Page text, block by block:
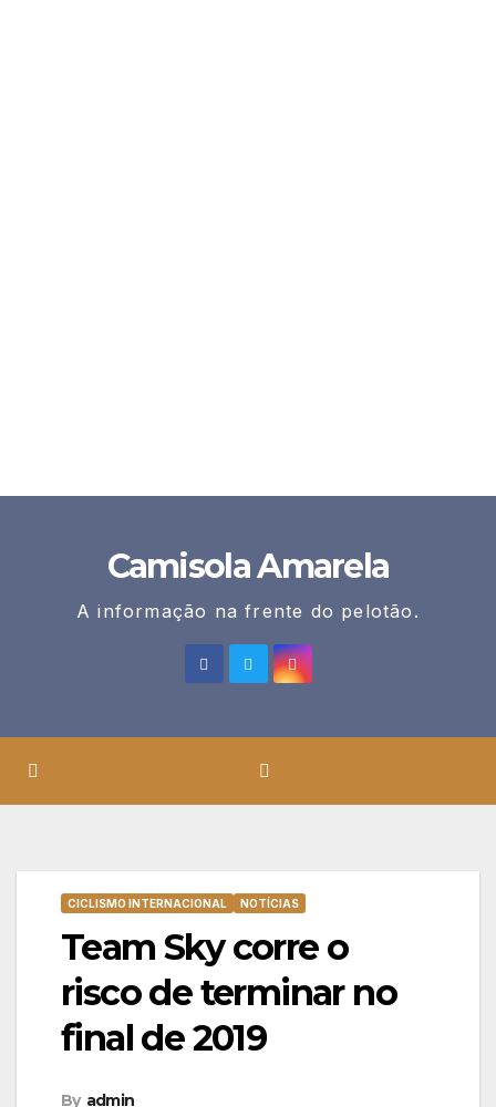
Camisola Amarela
A informação na frente do pelotão.
CICLISMO INTERNACIONAL NOTÍCIAS
Team Sky corre o
risco de terminar no
final de 2019
By admin